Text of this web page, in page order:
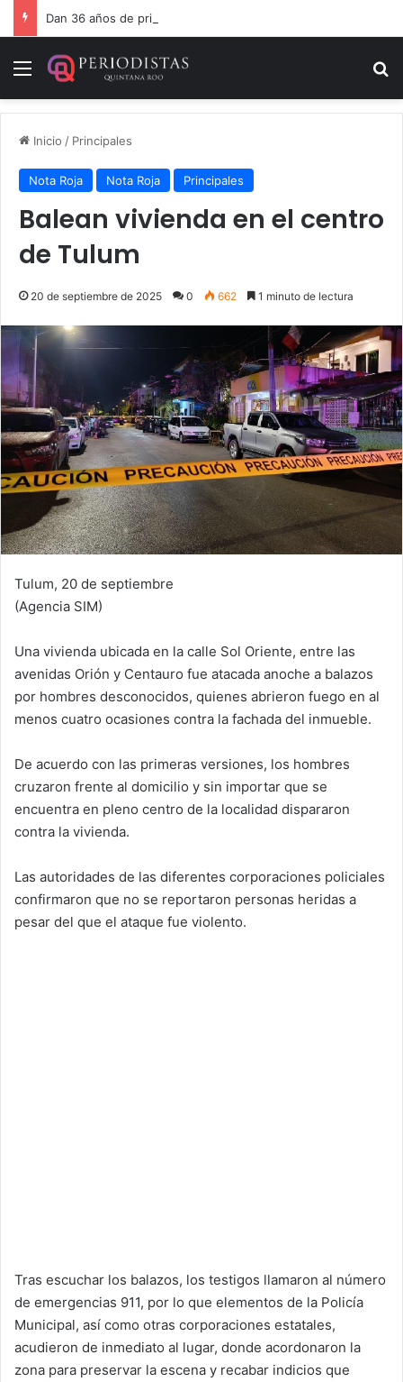
Menú
Inicio / Principales
Nota Roja Nota Roja Principales
Balean vivienda en el centro
de Tulum
20 de septiembre de 2025 0 662 1 minuto de lectura
Tulum, 20 de septiembre
(Agencia SIM)
Una vivienda ubicada en la calle Sol Oriente, entre las
avenidas Orión y Centauro fue atacada anoche a balazos
por hombres desconocidos, quienes abrieron fuego en al
menos cuatro ocasiones contra la fachada del inmueble.
De acuerdo con las primeras versiones, los hombres
cruzaron frente al domicilio y sin importar que se
encuentra en pleno centro de la localidad dispararon
contra la vivienda.
Las autoridades de las diferentes corporaciones policiales
confirmaron que no se reportaron personas heridas a
pesar del que el ataque fue violento.
Tras escuchar los balazos, los testigos llamaron al número
de emergencias 911, por lo que elementos de la Policía
Municipal, así como otras corporaciones estatales,
acudieron de inmediato al lugar, donde acordonaron la
zona para preservar la escena y recabar indicios que